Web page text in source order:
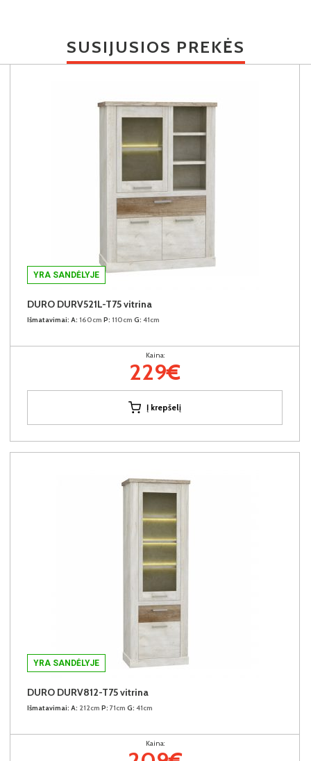
SUSIJUSIOS PREKĖS
YRA SANDĖLYJE
DURO DURV521L-T75 vitrina
Išmatavimai: A: 160cm P: 110cm G: 41cm
Kaina:
229€
Į krepšelį
YRA SANDĖLYJE
DURO DURV812-T75 vitrina
Išmatavimai: A: 212cm P: 71cm G: 41cm
Kaina: